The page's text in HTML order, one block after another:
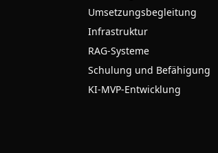
Umsetzungsbegleitung
Infrastruktur
RAG-Systeme
Schulung und Befähigung
KI-MVP-Entwicklung